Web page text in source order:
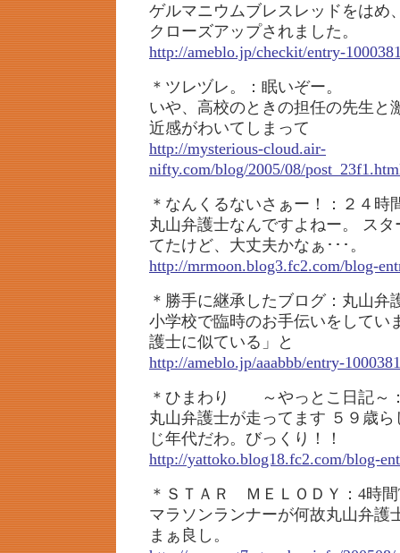
ゲルマニウムブレスレッドをはめ
クローズアップされました。
http://ameblo.jp/checkit/entry-
＊ツレヅレ。：眠いぞー。
いや、高校のときの担任の先生と
近感がわいてしまって
http://mysterious-cloud.air-
nifty.com/blog/2005/08/
＊なんくるないさぁー！：２４時
丸山弁護士なんですよねー。 ス
てたけど、大丈夫かなぁ･･･。
http://mrmoon.blog3.fc2.com/blog-
＊勝手に継承したブログ：丸山弁
小学校で臨時のお手伝いをしてい
護士に似ている」と
http://ameblo.jp/aaabbb/entry-
＊ひまわり ～やっとこ日記～
丸山弁護士が走ってます ５９歳
じ年代だわ。びっくり！！
http://yattoko.blog18.fc2.com/blog-
＊ＳＴＡＲ ＭＥＬＯＤＹ：4時
マラソンランナーが何故丸山弁護
まぁ良し。